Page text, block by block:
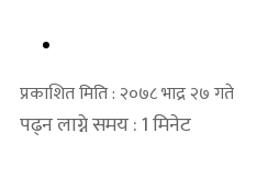
प्रकाशित मिति : २०७८ भाद्र २७ गते
पढ्न लाग्ने समय : 1 मिनेट